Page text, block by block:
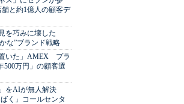
と約1億人の顧客デ
を巧みに壊した
な”ブランド戦略
いた」AMEX プラ
500万円」の顧客選
をAIが無人解決
く」コールセンタ